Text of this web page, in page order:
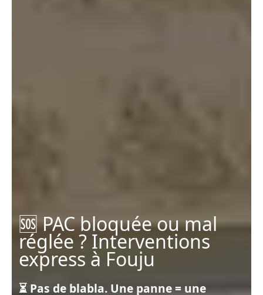
🆘 PAC bloquée ou mal
réglée ? Interventions
express à Fouju
⏳ Pas de blabla. Une panne = une